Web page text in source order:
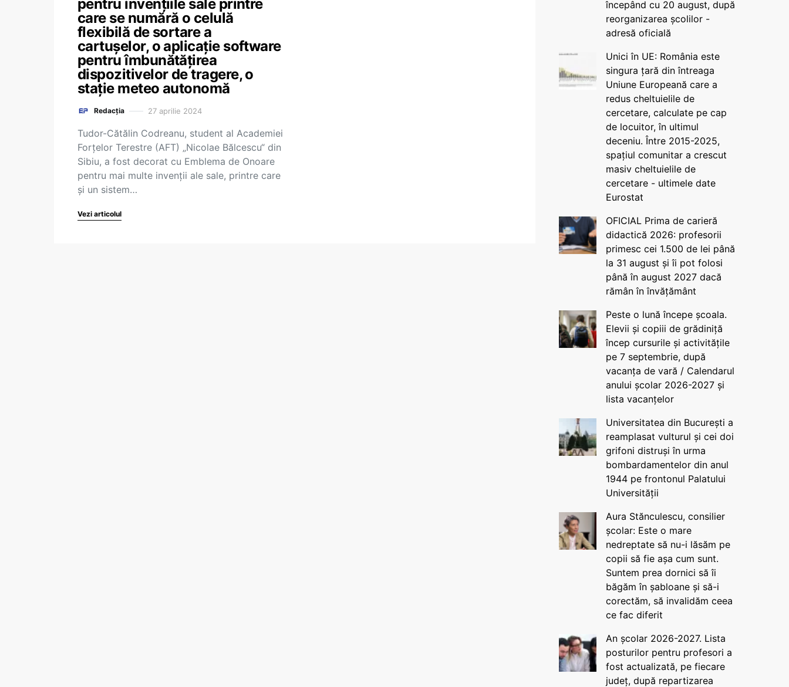
pentru invențiile sale printre
care se numără o celulă
flexibilă de sortare a
cartuşelor, o aplicaţie software
pentru îmbunătăţirea
dispozitivelor de tragere, o
staţie meteo autonomă
Redacția 27 aprilie 2024
Tudor-Cătălin Codreanu, student al Academiei
Forţelor Terestre (AFT) „Nicolae Bălcescu“ din
Sibiu, a fost decorat cu Emblema de Onoare
pentru mai multe invenţii ale sale, printre care
şi un sistem…
Vezi articolul
începând cu 20 august, după
reorganizarea școlilor -
adresă oficială
Unici în UE: România este
singura țară din întreaga
Uniune Europeană care a
redus cheltuielile de
cercetare, calculate pe cap
de locuitor, în ultimul
deceniu. Între 2015-2025,
spațiul comunitar a crescut
masiv cheltuielile de
cercetare - ultimele date
Eurostat
OFICIAL Prima de carieră
didactică 2026: profesorii
primesc cei 1.500 de lei până
la 31 august și îi pot folosi
până în august 2027 dacă
rămân în învățământ
Peste o lună începe școala.
Elevii și copiii de grădiniță
încep cursurile și activitățile
pe 7 septembrie, după
vacanța de vară / Calendarul
anului școlar 2026-2027 și
lista vacanțelor
Universitatea din București a
reamplasat vulturul și cei doi
grifoni distruși în urma
bombardamentelor din anul
1944 pe frontonul Palatului
Universității
Aura Stănculescu, consilier
școlar: Este o mare
nedreptate să nu-i lăsăm pe
copii să fie așa cum sunt.
Suntem prea dornici să îi
băgăm în șabloane și să-i
corectăm, să invalidăm ceea
ce fac diferit
An școlar 2026-2027. Lista
posturilor pentru profesori a
fost actualizată, pe fiecare
județ, după repartizarea